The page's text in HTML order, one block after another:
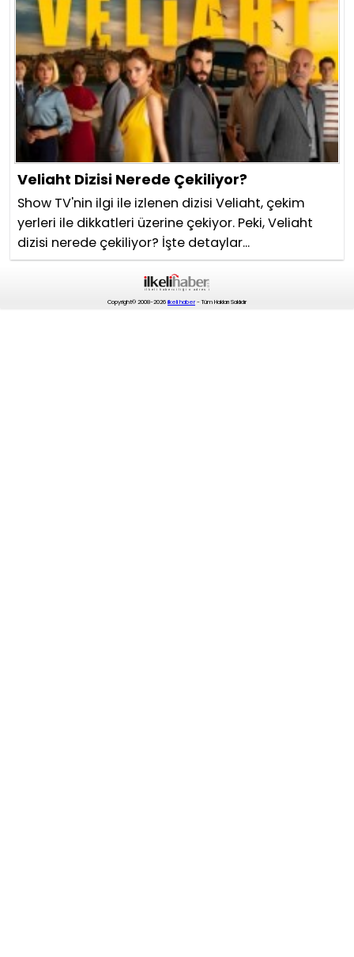
Veliaht Dizisi Nerede Çekiliyor?
Show TV'nin ilgi ile izlenen dizisi Veliaht, çekim
yerleri ile dikkatleri üzerine çekiyor. Peki, Veliaht
dizisi nerede çekiliyor? İşte detaylar...
Copyright© 2008-2026ilkeli haber- Tüm Hakları Saklıdır